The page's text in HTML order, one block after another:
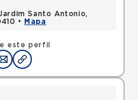
este perfil
Santo Antonio,
•
Mapa